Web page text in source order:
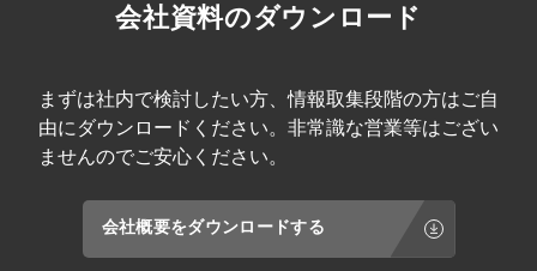
会社資料のダウンロード
まずは社内で検討したい方、情報取集段階の方はご自
由にダウンロードください。非常識な営業等はござい
ませんのでご安心ください。
会社概要をダウンロードする